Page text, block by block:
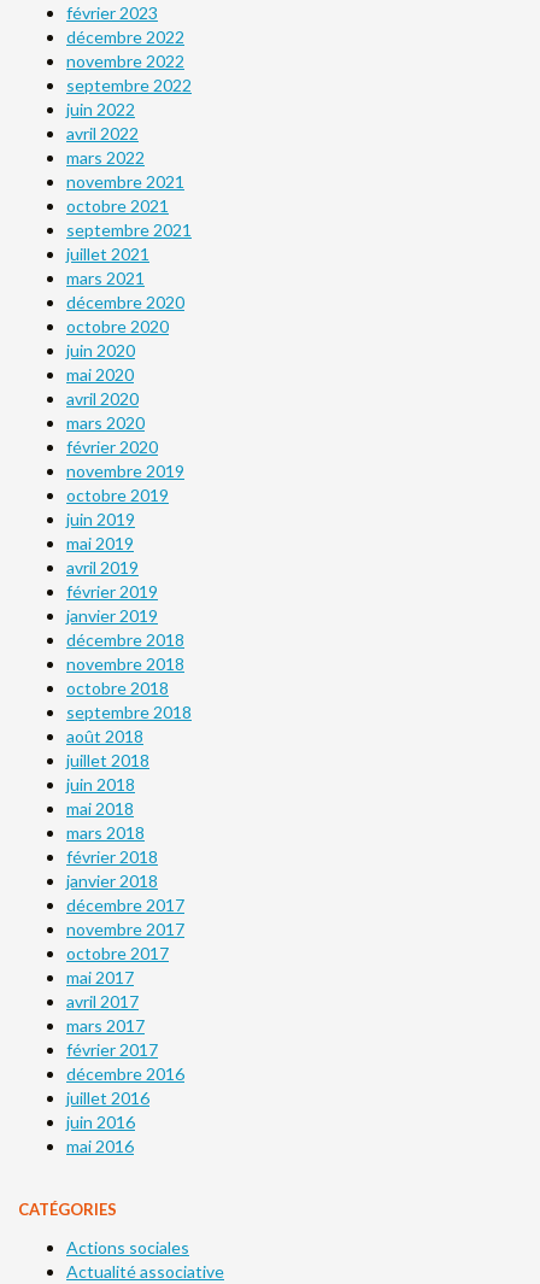
février 2023
décembre 2022
novembre 2022
septembre 2022
juin 2022
avril 2022
mars 2022
novembre 2021
octobre 2021
septembre 2021
juillet 2021
mars 2021
décembre 2020
octobre 2020
juin 2020
mai 2020
avril 2020
mars 2020
février 2020
novembre 2019
octobre 2019
juin 2019
mai 2019
avril 2019
février 2019
janvier 2019
décembre 2018
novembre 2018
octobre 2018
septembre 2018
août 2018
juillet 2018
juin 2018
mai 2018
mars 2018
février 2018
janvier 2018
décembre 2017
novembre 2017
octobre 2017
mai 2017
avril 2017
mars 2017
février 2017
décembre 2016
juillet 2016
juin 2016
mai 2016
CATÉGORIES
Actions sociales
Actualité associative